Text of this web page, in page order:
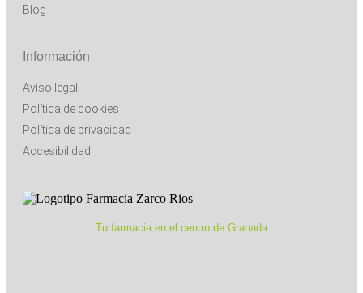
Blog
Información
Aviso legal
Política de cookies
Política de privacidad
Accesibilidad
Tu farmacia en el centro de Granada